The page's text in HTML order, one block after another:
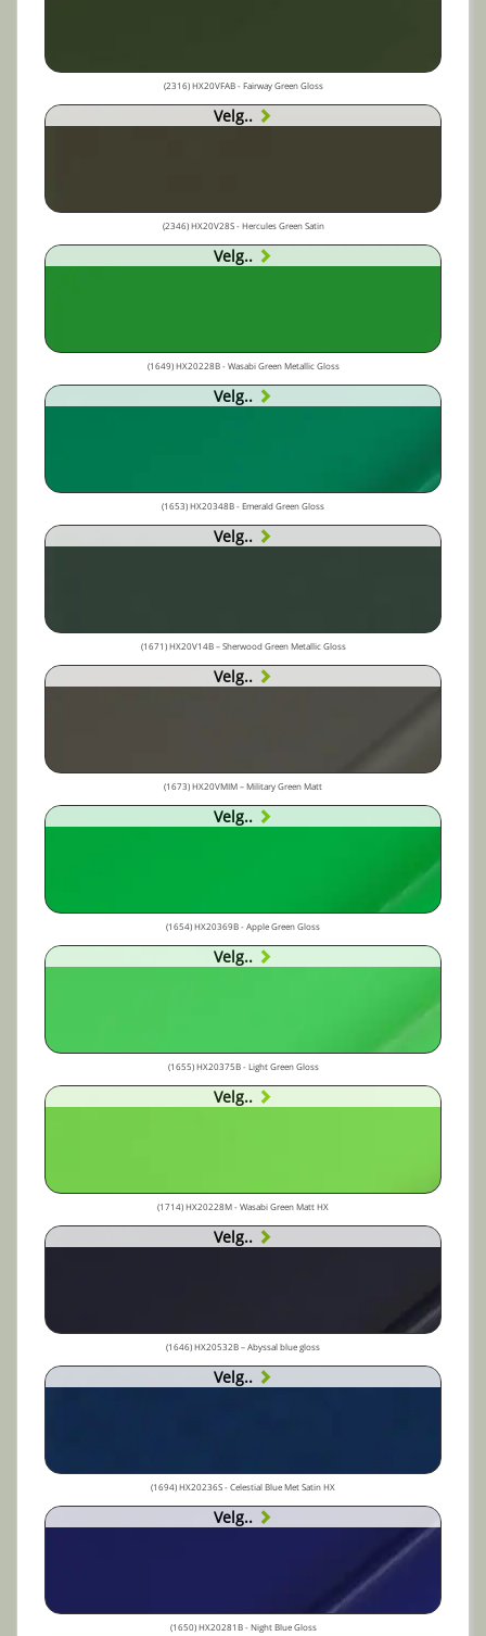
(2316) HX20VFAB - Fairway Green Gloss
Velg..
(2346) HX20V28S - Hercules Green Satin
Velg..
(1649) HX20228B - Wasabi Green Metallic Gloss
Velg..
(1653) HX20348B - Emerald Green Gloss
Velg..
(1671) HX20V14B – Sherwood Green Metallic Gloss
Velg..
(1673) HX20VMIM – Military Green Matt
Velg..
(1654) HX20369B - Apple Green Gloss
Velg..
(1655) HX20375B - Light Green Gloss
Velg..
(1714) HX20228M - Wasabi Green Matt HX
Velg..
(1646) HX20532B – Abyssal blue gloss
Velg..
(1694) HX20236S - Celestial Blue Met Satin HX
Velg..
(1650) HX20281B - Night Blue Gloss